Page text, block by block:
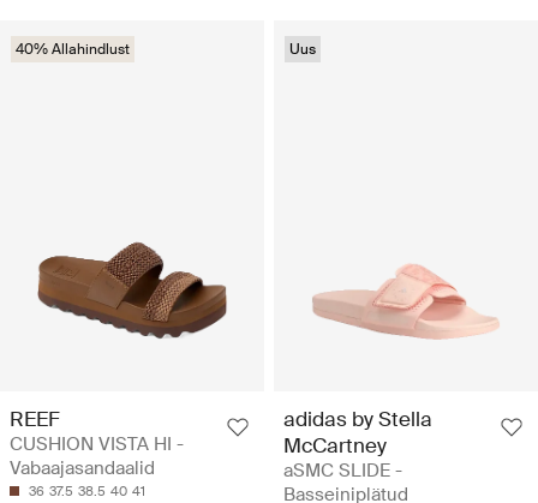
40% Allahindlust
REEF
CUSHION VISTA HI -
Vabaajasandaalid
36 37.5 38.5 40 41
Uus
adidas by Stella
McCartney
aSMC SLIDE -
Basseiniplätud